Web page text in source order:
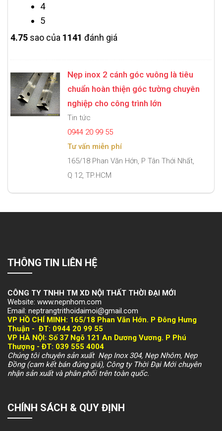
4
5
4.75 sao của 1141 đánh giá
Nẹp inox 2 cánh góc vuông là tiêu
chuẩn hoàn thiện góc tường chuyên
nghiệp cho công trình lớn
Tin tức
0944 20 99 55
Tư vấn miễn phí
165/18 Phan Văn Hớn, P Tân Thới Nhất,
Q 12, TP.HCM
THÔNG TIN LIÊN HỆ
CÔNG TY TNHH TM XD NỘI THẤT THỜI ĐẠI MỚI
Website: www.nepnhom.com
Email: neptrangtrithoidaimoi@gmail.com
VP HỒ CHÍ MINH: 165/18 Phan Văn Hớn. P Đông Hưng
Thuận - ĐT: 0944 20 99 55
VP HÀ NỘI: Số 37 Ngõ 121 An Dương Vương. P Phú
Thượng - ĐT: 039 555 4004
Chúng tôi chuyên sản xuất Nẹp Inox 304, Nẹp Nhôm, Nẹp
Đồng (cam kết bán đúng giá), Công ty Thời Đại Mới chuyên
nhận sản xuất và phân phối trên toàn quốc.
CHÍNH SÁCH & QUY ĐỊNH